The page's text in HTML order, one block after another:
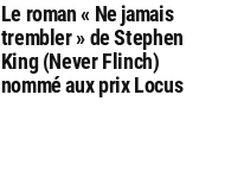
Le roman « Ne jamais
trembler » de Stephen
King (Never Flinch)
nommé aux prix Locus